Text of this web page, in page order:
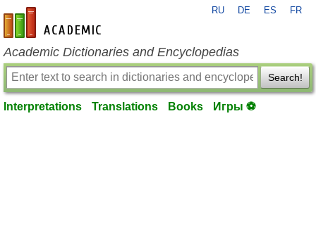
en-academic.com
RU DE ES FR
Academic Dictionaries and Encyclopedias
Search!
Interpretations Translations Books Игры ⚽